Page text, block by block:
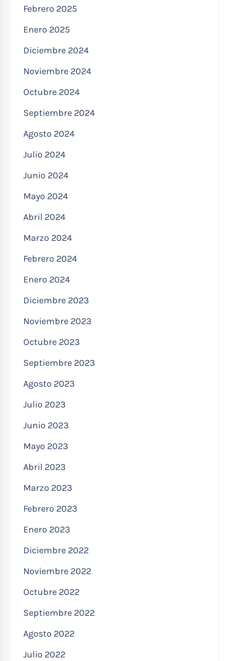
Febrero 2025
Enero 2025
Diciembre 2024
Noviembre 2024
Octubre 2024
Septiembre 2024
Agosto 2024
Julio 2024
Junio 2024
Mayo 2024
Abril 2024
Marzo 2024
Febrero 2024
Enero 2024
Diciembre 2023
Noviembre 2023
Octubre 2023
Septiembre 2023
Agosto 2023
Julio 2023
Junio 2023
Mayo 2023
Abril 2023
Marzo 2023
Febrero 2023
Enero 2023
Diciembre 2022
Noviembre 2022
Octubre 2022
Septiembre 2022
Agosto 2022
Julio 2022